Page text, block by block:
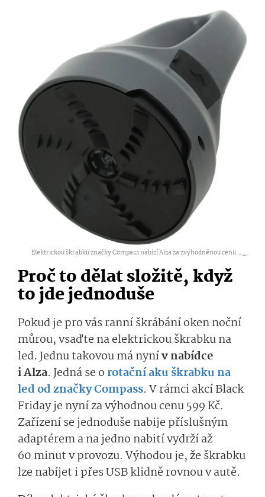
Elektrickou škrabku značky Compass nabízí Alza za zvýhodněnou cenu. ,...
Proč to dělat složitě, když
to jde jednoduše
Pokud je pro vás ranní škrábání oken noční
můrou, vsaďte na elektrickou škrabku na
led. Jednu takovou má nynív nabídce
i Alza. Jedná se o rotační aku škrabku na
led od značky Compass. V rámci akcí Black
Friday je nyní za výhodnou cenu 599 Kč.
Zařízení se jednoduše nabije příslušným
adaptérem a na jedno nabití vydrží až
60 minut v provozu. Výhodou je, že škrabku
lze nabíjet i přes USB klidně rovnou v autě.